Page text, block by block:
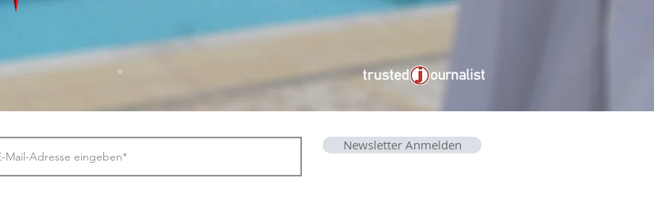
Newsletter Anmelden